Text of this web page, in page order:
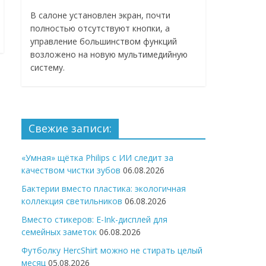
В салоне установлен экран, почти
полностью отсутствуют кнопки, а
управление большинством функций
возложено на новую мультимедийную
систему.
Свежие записи:
«Умная» щётка Philips с ИИ следит за
качеством чистки зубов 06.08.2026
Бактерии вместо пластика: экологичная
коллекция светильников 06.08.2026
Вместо стикеров: E-Ink-дисплей для
семейных заметок 06.08.2026
Футболку HercShirt можно не стирать целый
месяц 05.08.2026